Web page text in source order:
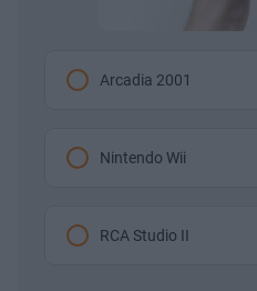
Arcadia 2001
Nintendo Wii
RCA Studio II